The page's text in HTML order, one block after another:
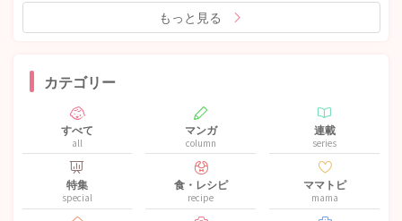
もっと見る
カテゴリー
すべて
all
マンガ
column
連載
series
特集
special
食・レシピ
recipe
ママトピ
mama